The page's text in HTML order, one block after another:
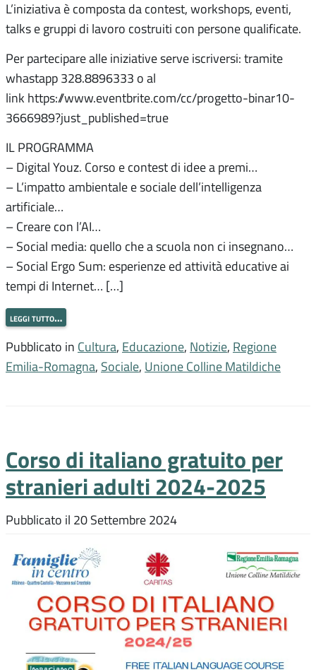
L’iniziativa è composta da contest, workshops, eventi,
talks e gruppi di lavoro costruiti con persone qualificate.
Per partecipare alle iniziative serve iscriversi: tramite
whastapp 328.8896333 o al
link https://www.eventbrite.com/cc/progetto-binar10-
3666989?just_published=true
IL PROGRAMMA
– Digital Youz. Corso e contest di idee a premi…
– L’impatto ambientale e sociale dell’intelligenza
artificiale…
– Creare con l’AI…
– Social media: quello che a scuola non ci insegnano…
– Social Ergo Sum: esperienze ed attività educative ai
tempi di Internet… […]
leggi tutto…
Pubblicato in Cultura, Educazione, Notizie, Regione
Emilia-Romagna, Sociale, Unione Colline Matildiche
Corso di italiano gratuito per
stranieri adulti 2024-2025
Pubblicato il 20 Settembre 2024